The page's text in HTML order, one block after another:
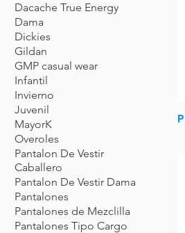
Dacache True Energy
Dama
Dickies
Gildan
GMP casual wear
Infantil
Invierno
Juvenil
MayorK
Overoles
Pantalon De Vestir
Caballero
Pantalon De Vestir Dama
Pantalones
Pantalones de Mezclilla
Pantalones Tipo Cargo